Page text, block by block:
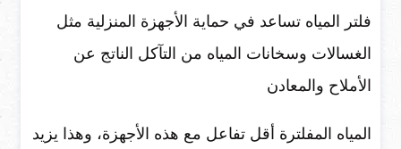
فلتر المياه تساعد في حماية الأجهزة المنزلية مثل
الغسالات وسخانات المياه من التآكل الناتج عن
الأملاح والمعادن
المياه المفلترة أقل تفاعل مع هذه الأجهزة، وهذا يزيد